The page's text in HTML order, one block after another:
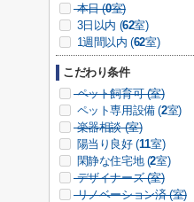
本日 (0室)
3日以内 (62室)
1週間以内 (62室)
こだわり条件
ペット飼育可 (室)
ペット専用設備 (2室)
楽器相談 (室)
陽当り良好 (11室)
閑静な住宅地 (2室)
デザイナーズ (室)
リノベーション済 (室)